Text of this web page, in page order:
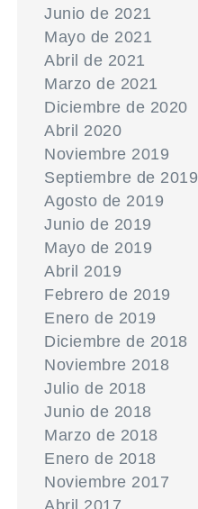
Junio de 2021
Mayo de 2021
Abril de 2021
Marzo de 2021
Diciembre de 2020
Abril 2020
Noviembre 2019
Septiembre de 2019
Agosto de 2019
Junio de 2019
Mayo de 2019
Abril 2019
Febrero de 2019
Enero de 2019
Diciembre de 2018
Noviembre 2018
Julio de 2018
Junio de 2018
Marzo de 2018
Enero de 2018
Noviembre 2017
Abril 2017